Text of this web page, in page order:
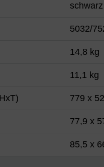
schwarz
5032/
14,8 kg
11,1 kg
779 x
77,9 x
85,5 x